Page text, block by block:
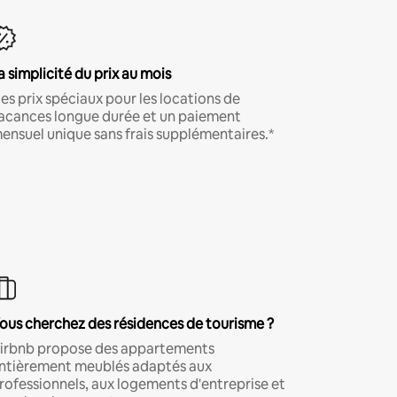
simplicité du prix au mois
prix spéciaux pour les locations de
longue durée et un paiement
unique sans frais supplémentaires.*
cherchez des résidences de tourisme ?
propose des appartements
meublés adaptés aux
aux logements d'entreprise et